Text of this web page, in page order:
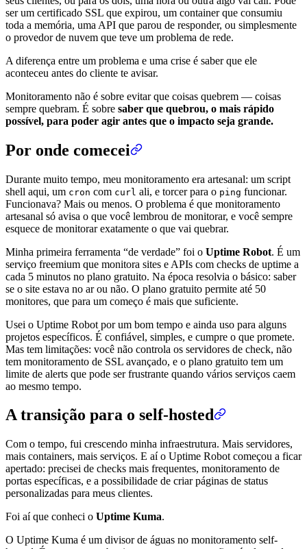
ser um certificado SSL que expirou, um container que consumiu
toda a memória, uma API que parou de responder, ou simplesmente
o provedor de nuvem que teve um problema de rede.
A diferença entre um problema e uma crise é saber que ele
aconteceu antes do cliente te avisar.
Monitoramento não é sobre evitar que coisas quebrem — coisas
sempre quebram. É sobre saber que quebrou, o mais rápido
possível, para poder agir antes que o impacto seja grande.
Por onde comecei
Durante muito tempo, meu monitoramento era artesanal: um script
shell aqui, um cron com curl ali, e torcer para o ping funcionar.
Funcionava? Mais ou menos. O problema é que monitoramento
artesanal só avisa o que você lembrou de monitorar, e você sempre
esquece de monitorar exatamente o que vai quebrar.
Minha primeira ferramenta “de verdade” foi o Uptime Robot. É um
serviço freemium que monitora sites e APIs com checks de uptime a
cada 5 minutos no plano gratuito. Na época resolvia o básico: saber
se o site estava no ar ou não. O plano gratuito permite até 50
monitores, que para um começo é mais que suficiente.
Usei o Uptime Robot por um bom tempo e ainda uso para alguns
projetos específicos. É confiável, simples, e cumpre o que promete.
Mas tem limitações: você não controla os servidores de check, não
tem monitoramento de SSL avançado, e o plano gratuito tem um
limite de alerts que pode ser frustrante quando vários serviços caem
ao mesmo tempo.
A transição para o self-hosted
Com o tempo, fui crescendo minha infraestrutura. Mais servidores,
mais containers, mais serviços. E aí o Uptime Robot começou a ficar
apertado: precisei de checks mais frequentes, monitoramento de
portas específicas, e a possibilidade de criar páginas de status
personalizadas para meus clientes.
Foi aí que conheci o Uptime Kuma.
O Uptime Kuma é um divisor de águas no monitoramento self-